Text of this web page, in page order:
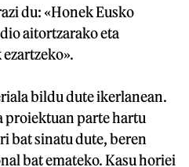
du: «Honek Eusko
aitortzarako eta
bildu dute ikerlanean.
proiektuan parte hartu
bat sinatu dute, beren
bat emateko. Kasu horiei